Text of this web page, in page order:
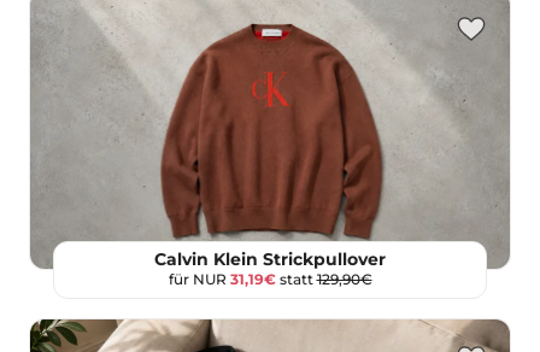
Calvin Klein Strickpullover
für NUR 31,19€statt129,90€